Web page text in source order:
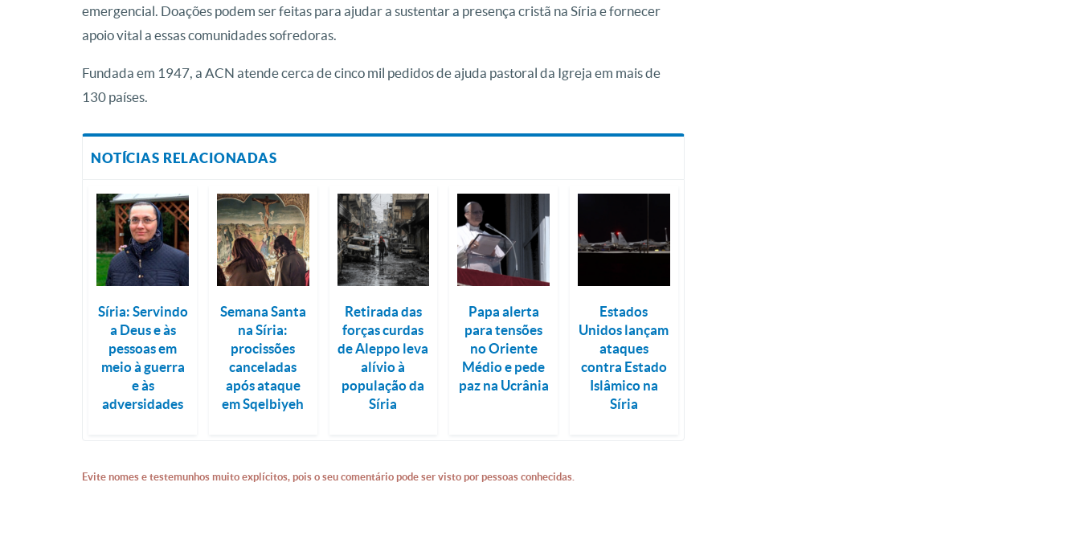
emergencial. Doações podem ser feitas para ajudar a sustentar a presença cristã na Síria e fornecer
apoio vital a essas comunidades sofredoras.
Fundada em 1947, a ACN atende cerca de cinco mil pedidos de ajuda pastoral da Igreja em mais de
130 países.
NOTÍCIAS RELACIONADAS
Síria: Servindo
a Deus e às
pessoas em
meio à guerra
e às
adversidades
Semana Santa
na Síria:
procissões
canceladas
após ataque
em Sqelbiyeh
Retirada das
forças curdas
de Aleppo leva
alívio à
população da
Síria
Papa alerta
para tensões
no Oriente
Médio e pede
paz na Ucrânia
Estados
Unidos lançam
ataques
contra Estado
Islâmico na
Síria
Evite nomes e testemunhos muito explícitos, pois o seu comentário pode ser visto por pessoas conhecidas.